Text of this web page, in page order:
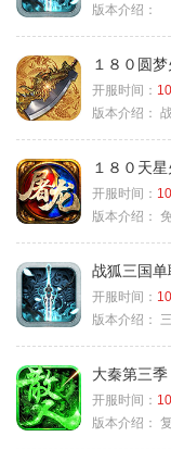
版本介绍：
１８０圆
开服时间：
版本介绍：
１８０天
开服时间：
版本介绍：
战狐三国单
开服时间：
版本介绍：
大秦第三季
开服时间：
版本介绍：